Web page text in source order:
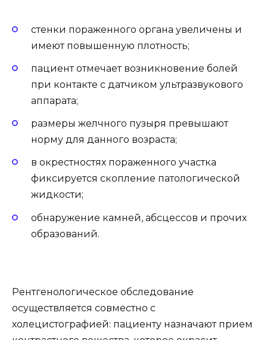
стенки пораженного органа увеличены и
имеют повышенную плотность;
пациент отмечает возникновение болей
при контакте с датчиком ультразвукового
аппарата;
размеры желчного пузыря превышают
норму для данного возраста;
в окрестностях пораженного участка
фиксируется скопление патологической
жидкости;
обнаружение камней, абсцессов и прочих
образований.
Рентгенологическое обследование
осуществляется совместно с
холецистографией: пациенту назначают прием